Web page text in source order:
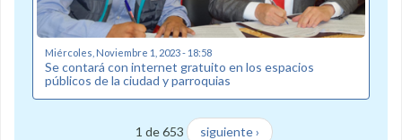
Miércoles, Noviembre 1, 2023 - 18:58
Se contará con internet gratuito en los espacios
públicos de la ciudad y parroquias
1 de 653 siguiente ›